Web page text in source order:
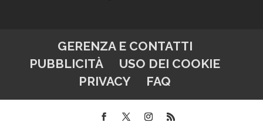
GERENZA E CONTATTI
PUBBLICITÀ
USO DEI COOKIE
PRIVACY
FAQ